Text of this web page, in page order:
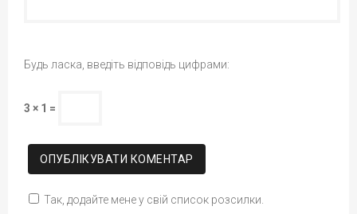
Будь ласка, введіть відповідь цифрами:
3 × 1 =
Так, додайте мене у свій список розсилки.